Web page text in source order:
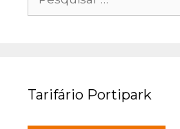
por:
Tarifário Portipark